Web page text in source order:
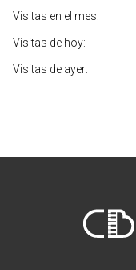
Visitas en el mes:
Visitas de hoy:
Visitas de ayer: